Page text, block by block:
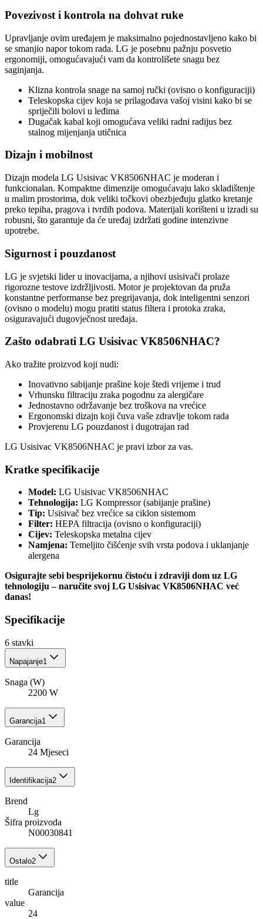
Povezivost i kontrola na dohvat ruke
Upravljanje ovim uređajem je maksimalno pojednostavljeno kako bi
se smanjio napor tokom rada. LG je posebnu pažnju posvetio
ergonomiji, omogućavajući vam da kontrolišete snagu bez
saginjanja.
Klizna kontrola snage na samoj ručki (ovisno o konfiguraciji)
Teleskopska cijev koja se prilagođava vašoj visini kako bi se
spriječili bolovi u leđima
Dugačak kabal koji omogućava veliki radni radijus bez
stalnog mijenjanja utičnica
Dizajn i mobilnost
Dizajn modela LG Usisivac VK8506NHAC je moderan i
funkcionalan. Kompaktne dimenzije omogućavaju lako skladištenje
u malim prostorima, dok veliki točkovi obezbjeđuju glatko kretanje
preko tepiha, pragova i tvrdih podova. Materijali korišteni u izradi su
robusni, što garantuje da će uređaj izdržati godine intenzivne
upotrebe.
Sigurnost i pouzdanost
LG je svjetski lider u inovacijama, a njihovi usisivači prolaze
rigorozne testove izdržljivosti. Motor je projektovan da pruža
konstantne performanse bez pregrijavanja, dok inteligentni senzori
(ovisno o modelu) mogu pratiti status filtera i protoka zraka,
osiguravajući dugovječnost uređaja.
Zašto odabrati LG Usisivac VK8506NHAC?
Ako tražite proizvod koji nudi:
Inovativno sabijanje prašine koje štedi vrijeme i trud
Vrhunsku filtraciju zraka pogodnu za alergičare
Jednostavno održavanje bez troškova na vrećice
Ergonomski dizajn koji čuva vaše zdravlje tokom rada
Provjerenu LG pouzdanost i dugotrajan rad
LG Usisivac VK8506NHAC je pravi izbor za vas.
Kratke specifikacije
Model: LG Usisivac VK8506NHAC
Tehnologija: LG Kompressor (sabijanje prašine)
Tip: Usisivač bez vrećice sa ciklon sistemom
Filter: HEPA filtracija (ovisno o konfiguraciji)
Cijev: Teleskopska metalna cijev
Namjena: Temeljito čišćenje svih vrsta podova i uklanjanje
alergena
Osigurajte sebi besprijekornu čistoću i zdraviji dom uz LG
tehnologiju – naručite svoj LG Usisivac VK8506NHAC već
danas!
Specifikacije
6 stavki
Napajanje1
Snaga (W)
2200 W
Garancija1
Garancija
24 Mjeseci
Identifikacija2
Brend
Lg
Šifra proizvoda
N00030841
Ostalo2
title
Garancija
value
24